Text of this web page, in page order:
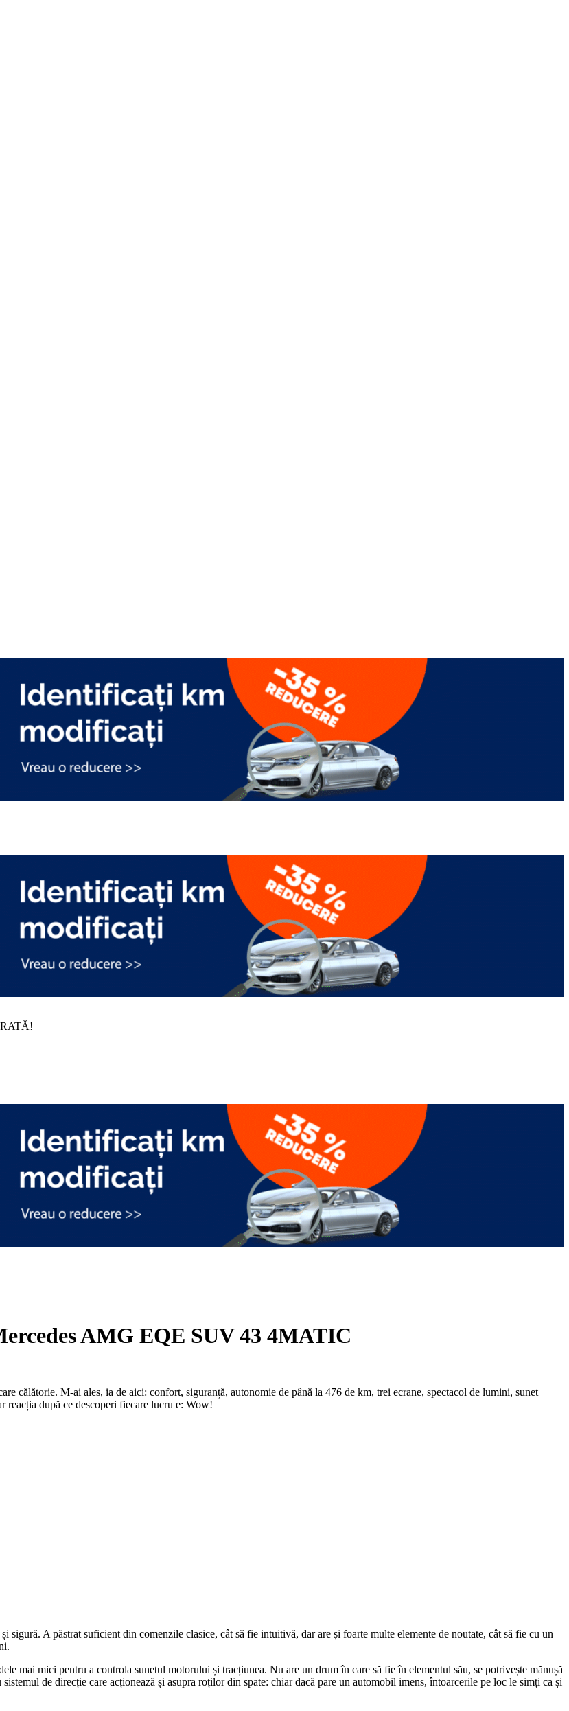
AMG EQE SUV 43 4MATIC
călătorie. M-ai ales, ia de aici: confort, siguranță, autonomie de până la 476 de km, trei ecrane, spectacol de lumini, sunet
reacția după ce descoperi fiecare lucru e: Wow!
sigură. A păstrat suficient din comenzile clasice, cât să fie intuitivă, dar are și foarte multe elemente de noutate, cât să fie cu un
mai mici pentru a controla sunetul motorului și tracțiunea. Nu are un drum în care să fie în elementul său, se potrivește mănușă
de direcție care acționează și asupra roților din spate: chiar dacă pare un automobil imens, întoarcerile pe loc le simți ca și